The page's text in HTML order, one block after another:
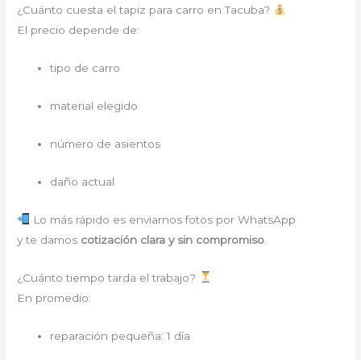
¿Cuánto cuesta el tapiz para carro en Tacuba?
El precio depende de:
tipo de carro
material elegido
número de asientos
daño actual
Lo más rápido es enviarnos fotos por WhatsApp
y te damos cotización clara y sin compromiso
¿Cuánto tiempo tarda el trabajo?
En promedio:
reparación pequeña: 1 día